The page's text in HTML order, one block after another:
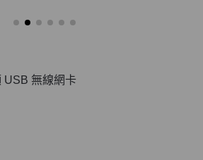
USB 無線網卡